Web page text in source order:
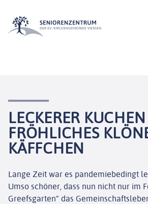
LECKERER
FRÖHLICHES
KÄFFCHEN
Lange Zeit war es pandemiebedingt
Umso schöner, dass nun nicht nur im
Greefsgarten“ das